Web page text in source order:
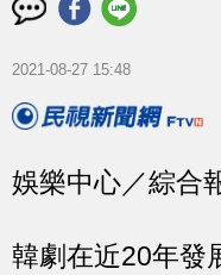
2021-08-27 15:48
娛樂中心／綜合
韓劇在近20年發